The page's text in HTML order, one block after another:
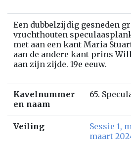
Een dubbelzijdig gesneden
vruchthouten
met aan een kant Maria
aan de andere kant prins
aan zijn zijde. 19e eeuw.
Kavelnummer
en naam
65.
Veiling
Sessie 1,
maart